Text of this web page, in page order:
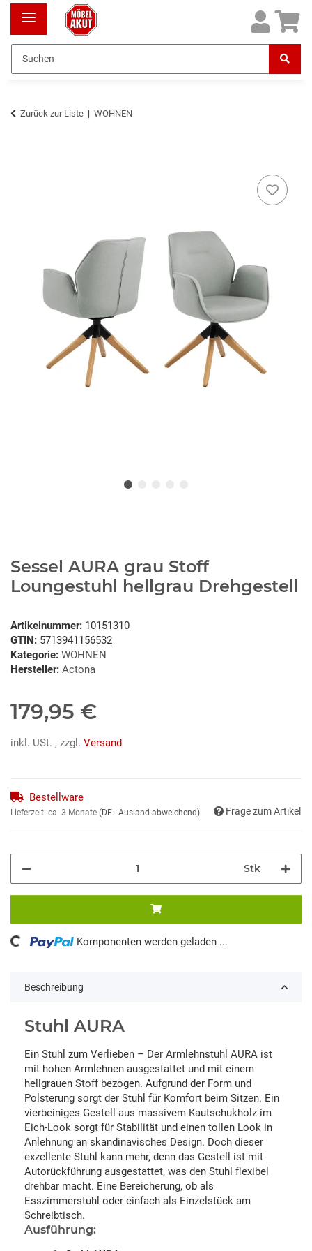
Zurück zur Liste WOHNEN
Sessel AURA grau Stoff
Loungestuhl hellgrau Drehgestell
Artikelnummer: 10151310
GTIN: 5713941156532
Kategorie: WOHNEN
Hersteller: Actona
179,95 €
inkl. USt. , zzgl. Versand
Bestellware
Lieferzeit: ca. 3 Monate (DE - Ausland abweichend) Frage zum Artikel
Stk
Komponenten werden geladen ...
Beschreibung
Stuhl AURA
Ein Stuhl zum Verlieben – Der Armlehnstuhl AURA ist
mit hohen Armlehnen ausgestattet und mit einem
hellgrauen Stoff bezogen. Aufgrund der Form und
Polsterung sorgt der Stuhl für Komfort beim Sitzen. Ein
vierbeiniges Gestell aus massivem Kautschukholz im
Eich-Look sorgt für Stabilität und einen tollen Look in
Anlehnung an skandinavisches Design. Doch dieser
exzellente Stuhl kann mehr, denn das Gestell ist mit
Autorückführung ausgestattet, was den Stuhl flexibel
drehbar macht. Eine Bereicherung, ob als
Esszimmerstuhl oder einfach als Einzelstück am
Schreibtisch.
Ausführung: